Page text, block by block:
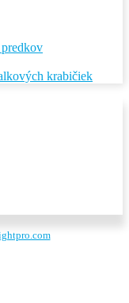
predkov
krabičiek